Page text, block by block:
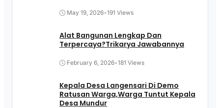
May 19, 2026•191 Views
Alat Bangunan Lengkap Dan
Terpercaya?Trikarya Jawabannya
February 6, 2026•181 Views
Kepala Desa Langensari Di Demo
Ratusan Warga,Warga Tuntut Kepala
Desa Mundur